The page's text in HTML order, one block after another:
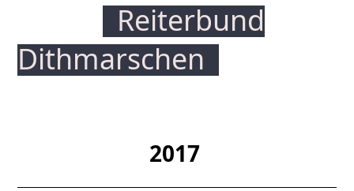
Reiterbund
Dithmarschen
2017